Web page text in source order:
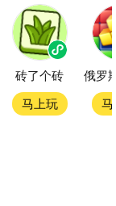
接畅玩微信小
：一键登录，
畅玩
砖了个砖
马上玩